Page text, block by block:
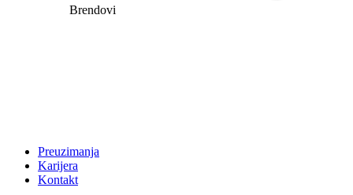
Brendovi
Preuzimanja
Karijera
Kontakt